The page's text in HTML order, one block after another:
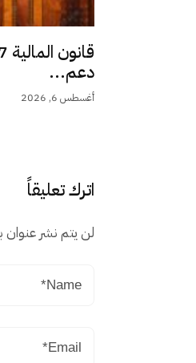
دعم...
أغسطس 6, 2026
اترك تعليقاً
لن يتم نشر عنوان